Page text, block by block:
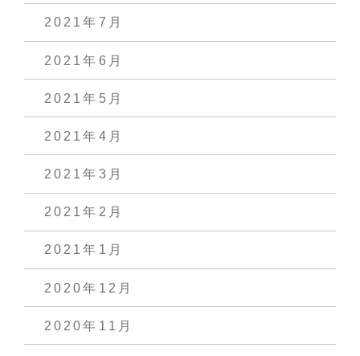
2021年7月
2021年6月
2021年5月
2021年4月
2021年3月
2021年2月
2021年1月
2020年12月
2020年11月